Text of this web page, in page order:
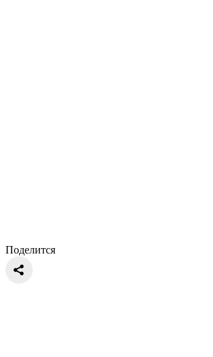
Поделится